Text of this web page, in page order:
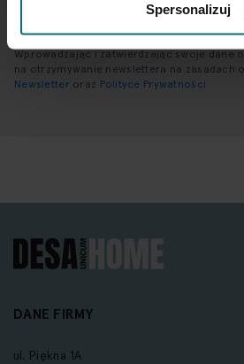
Spersonalizuj
Wprowadzając i zatwierdzając swoje dane
na otrzymywanie newslettera na zasadach
Newsletter oraz Polityce Prywatności
DANE FIRMY
ul. Piękna 1A